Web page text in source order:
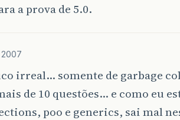
a prova de 5.0.
irreal… somente de garbage
de 10 questões… e como eu
poo e generics, sai mal